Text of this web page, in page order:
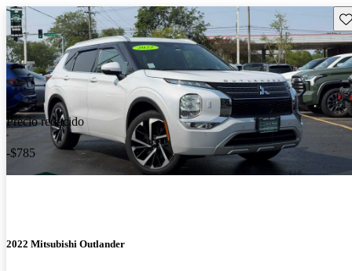
Precio reducido
-$785
2022 Mitsubishi Outlander